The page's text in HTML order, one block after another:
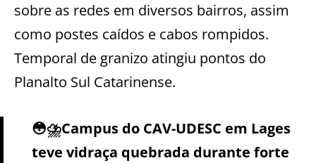
sobre as redes em diversos bairros, assim
como postes caídos e cabos rompidos.
Temporal de granizo atingiu pontos do
Planalto Sul Catarinense.
😳⛈️Campus do CAV-UDESC em Lages
teve vidraça quebrada durante forte